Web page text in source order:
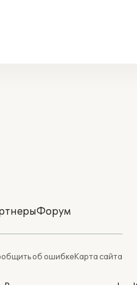
Форум
об ошибкеКарта сайта